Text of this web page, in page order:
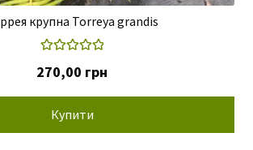
крупна Torreya grandis
5.00 з 5
270,00 грн
Купити